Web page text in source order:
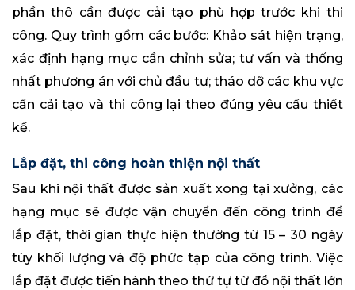
phần thô cần được cải tạo phù hợp trước khi thi
công. Quy trình gồm các bước: Khảo sát hiện trạng,
xác định hạng mục cần chỉnh sửa; tư vấn và thống
nhất phương án với chủ đầu tư; tháo dỡ các khu vực
cần cải tạo và thi công lại theo đúng yêu cầu thiết
kế.
Lắp đặt, thi công hoàn thiện nội thất
Sau khi nội thất được sản xuất xong tại xưởng, các
hạng mục sẽ được vận chuyển đến công trình để
lắp đặt, thời gian thực hiện thường từ 15 – 30 ngày
tùy khối lượng và độ phức tạp của công trình. Việc
lắp đặt được tiến hành theo thứ tự từ đồ nội thất lớn